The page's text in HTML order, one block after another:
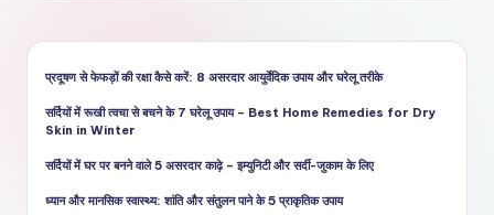
प्रदूषण से फेफड़ों की रक्षा कैसे करें: 8 असरदार आयुर्वेदिक उपाय और घरेलू तरीके
सर्दियों में रूखी त्वचा से बचने के 7 घरेलू उपाय – Best Home Remedies for Dry
Skin in Winter
सर्दियों में घर पर बनने वाले 5 असरदार काढ़े – इम्युनिटी और सर्दी-जुकाम के लिए
ध्यान और मानसिक स्वास्थ्य: शांति और संतुलन पाने के 5 प्राकृतिक उपाय